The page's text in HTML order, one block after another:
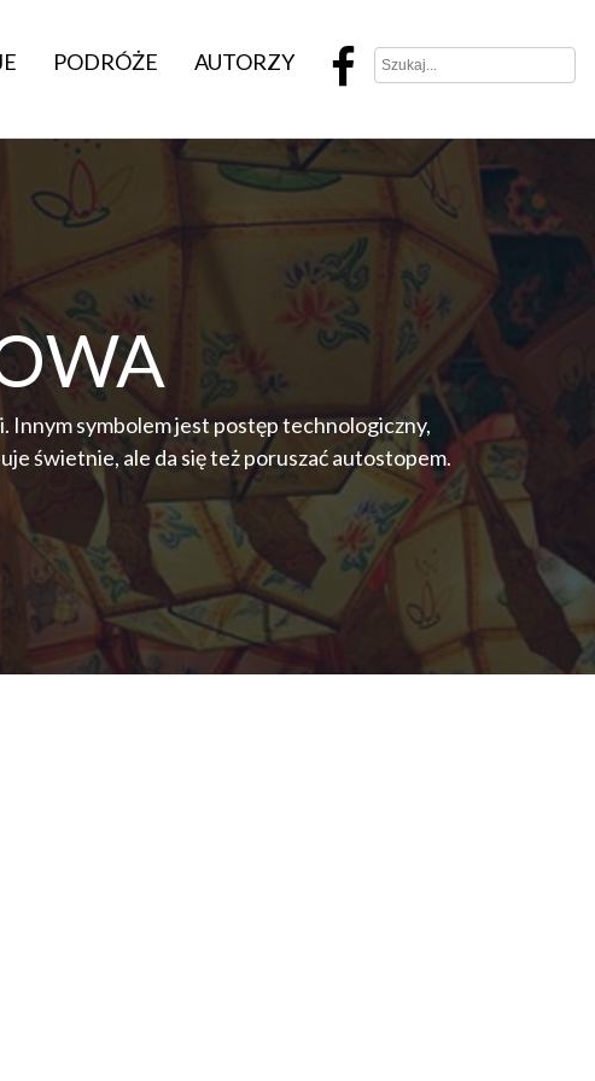
PODRÓŻE AUTORZY
Innym symbolem jest postęp technologiczny,
świetnie, ale da się też poruszać autostopem.